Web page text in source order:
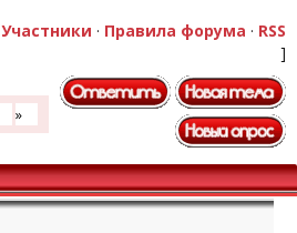
Участники · Правила форума · RSS
]
»